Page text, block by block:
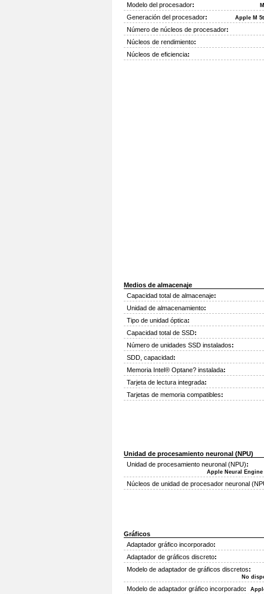
Modelo del procesador:
Generación del procesador: Apple M
Número de núcleos de procesador:
Núcleos de rendimiento:
Núcleos de eficiencia:
Medios de almacenaje
Capacidad total de almacenaje:
Unidad de almacenamiento:
Tipo de unidad óptica:
Capacidad total de SSD:
Número de unidades SSD instalados:
SDD, capacidad:
Memoria Intel® Optane? instalada:
Tarjeta de lectura integrada:
Tarjetas de memoria compatibles:
Unidad de procesamiento neuronal (NPU)
Unidad de procesamiento neuronal (NPU):
Apple Neural Engine
Núcleos de unidad de procesador neuronal
Gráficos
Adaptador gráfico incorporado:
Adaptador de gráficos discreto:
Modelo de adaptador de gráficos discretos:
No
Modelo de adaptador gráfico incorporado: